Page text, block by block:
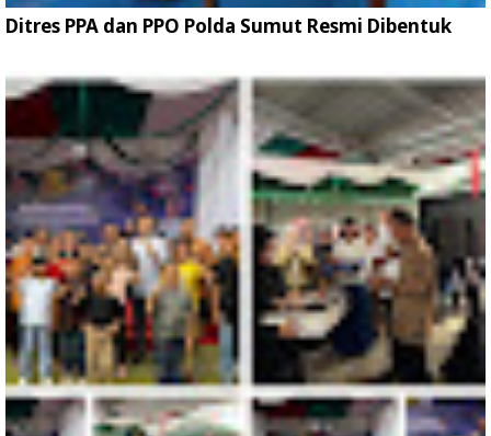
Ditres PPA dan PPO Polda Sumut Resmi Dibentuk